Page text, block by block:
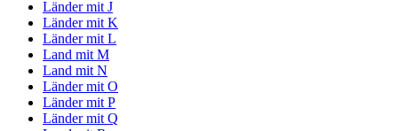
Länder mit J
Länder mit K
Länder mit L
Land mit M
Land mit N
Länder mit O
Länder mit P
Länder mit Q